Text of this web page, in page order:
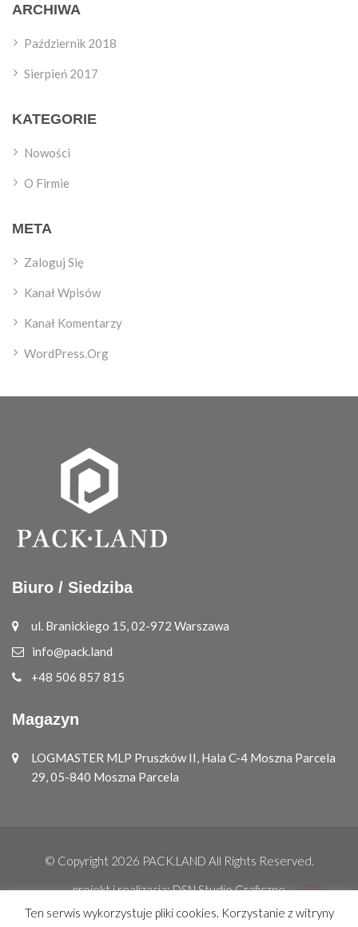
ARCHIWA
Październik 2018
Sierpień 2017
KATEGORIE
Nowości
O Firmie
META
Zaloguj Się
Kanał Wpisów
Kanał Komentarzy
WordPress.org
Biuro / Siedziba
ul. Branickiego 15, 02-972 Warszawa
info@pack.land
+48 506 857 815
Magazyn
LOGMASTER MLP Pruszków II, Hala C-4 Moszna Parcela
29, 05-840 Moszna Parcela
© Copyright 2026 PACK.LAND All Rights Reserved.
projekt i realizacja:DSN Studio Graficzne
Ten serwis wykorzystuje pliki cookies. Korzystanie z witryny